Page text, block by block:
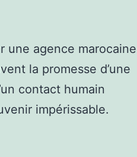
une agence marocaine
la promesse d’une
contact humain
impérissable.